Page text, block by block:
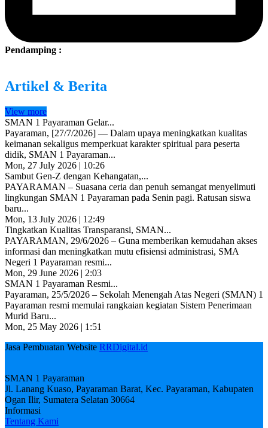
Pendamping :
Artikel & Berita
View more
SMAN 1 Payaraman Gelar...
Payaraman, [27/7/2026] — Dalam upaya meningkatkan kualitas
keimanan sekaligus memperkuat karakter spiritual para peserta
didik, SMAN 1 Payaraman...
Mon, 27 July 2026 | 10:26
Sambut Gen-Z dengan Kehangatan,...
PAYARAMAN – Suasana ceria dan penuh semangat menyelimuti
lingkungan SMAN 1 Payaraman pada Senin pagi. Ratusan siswa
baru...
Mon, 13 July 2026 | 12:49
Tingkatkan Kualitas Transparansi, SMAN...
PAYARAMAN, 29/6/2026 – Guna memberikan kemudahan akses
informasi dan meningkatkan mutu efisiensi administrasi, SMA
Negeri 1 Payaraman resmi...
Mon, 29 June 2026 | 2:03
SMAN 1 Payaraman Resmi...
Payaraman, 25/5/2026 – Sekolah Menengah Atas Negeri (SMAN) 1
Payaraman resmi memulai rangkaian kegiatan Sistem Penerimaan
Murid Baru...
Mon, 25 May 2026 | 1:51
Jasa Pembuatan Website RRDigital.id
SMAN 1 Payaraman
Jl. Lanang Kuaso, Payaraman Barat, Kec. Payaraman, Kabupaten
Ogan Ilir, Sumatera Selatan 30664
Informasi
Tentang Kami